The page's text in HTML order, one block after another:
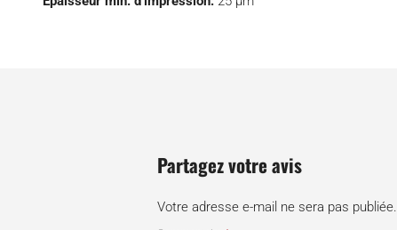
Partagez votre avis
Votre adresse e-mail ne sera pas publiée.